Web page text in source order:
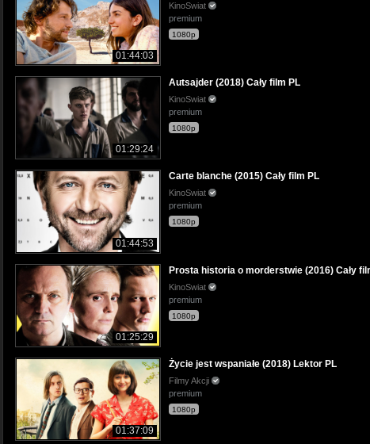
01:44:03
KinoSwiat
premium
1080p
01:29:24
Autsajder (2018) Cały film PL
KinoSwiat
premium
1080p
01:44:53
Carte blanche (2015) Cały film PL
KinoSwiat
premium
1080p
01:25:29
Prosta historia o morderstwie (2016) Cały
KinoSwiat
premium
1080p
01:37:09
Życie jest wspaniałe (2018) Lektor PL
Filmy Akcji
premium
1080p